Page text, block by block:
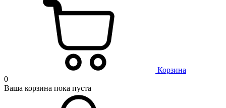
Корзина
0
Ваша корзина пока пуста